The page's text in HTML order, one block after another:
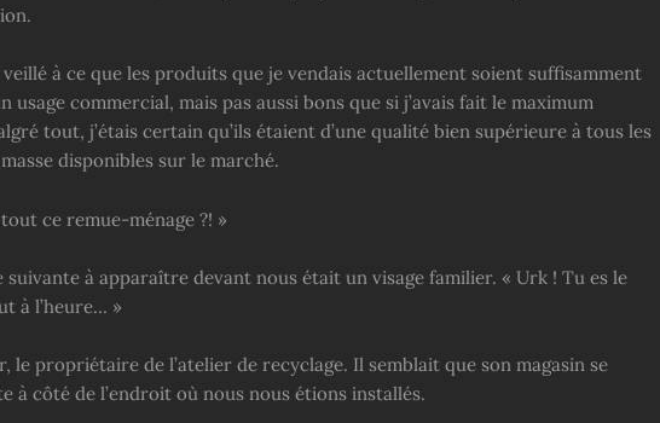
veillé à ce que les produits que je vendais actuellement soient suffisamment
usage commercial, mais pas aussi bons que si j’avais fait le maximum
tout, j’étais certain qu’ils étaient d’une qualité bien supérieure à tous les
disponibles sur le marché.
tout ce remue-ménage ?! »
suivante à apparaître devant nous était un visage familier. « Urk ! Tu es le
à l’heure… »
le propriétaire de l’atelier de recyclage. Il semblait que son magasin se
à côté de l’endroit où nous nous étions installés.